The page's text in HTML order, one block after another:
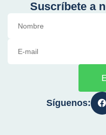
Suscríbete a
Síguenos: